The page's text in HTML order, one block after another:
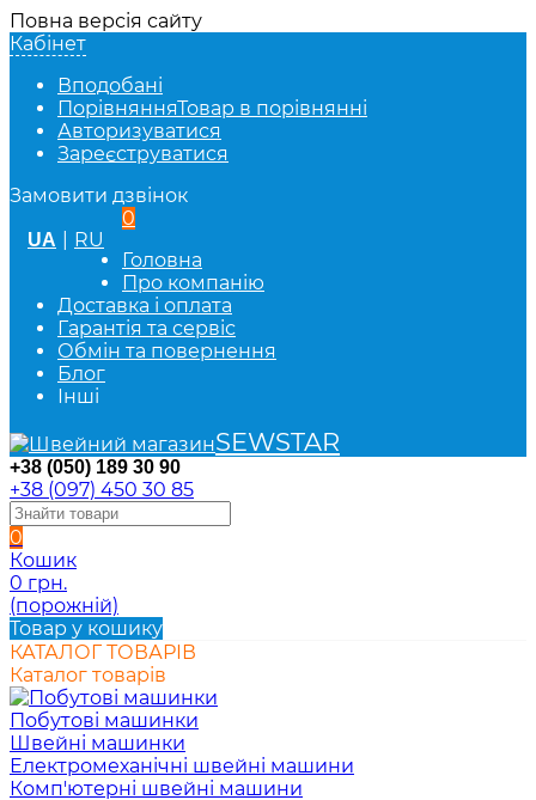
Повна версія сайту
Кабінет
Вподобані
ПорівнянняТовар в порівнянні
Авторизуватися
Зареєструватися
Замовити дзвінок
UA RU
0
Головна
Про компанію
Доставка і оплата
Гарантія та сервіс
Обмін та повернення
Блог
Інші
SEWSTAR
+38 (050) 189 30 90
+38 (097) 450 30 85
0
Кошик
0 грн.
(порожній)
Товар у кошику
КАТАЛОГ ТОВАРІВ
Каталог товарів
Побутові машинки
Швейні машинки
Електромеханічні швейні машини
Комп'ютерні швейні машини